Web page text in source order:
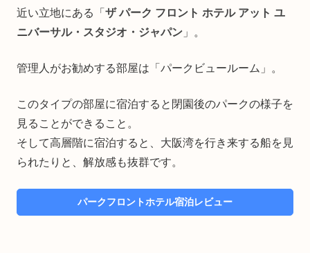
近い立地にある「 ザ パーク フロント ホテル アット ユ
ニバーサル・スタジオ・ジャパン 」。
管理人がお勧めする部屋は「パークビュールーム」。
このタイプの部屋に宿泊すると閉園後のパークの様子を
見ることができること。
そして高層階に宿泊すると、大阪湾を行き来する船を見
られたりと、解放感も抜群です。
パークフロントホテル宿泊レビュー